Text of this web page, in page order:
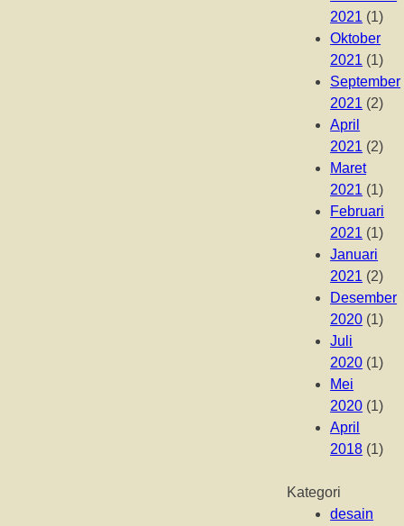
2021 (1)
Oktober
2021 (1)
September
2021 (2)
April
2021 (2)
Maret
2021 (1)
Februari
2021 (1)
Januari
2021 (2)
Desember
2020 (1)
Juli
2020 (1)
Mei
2020 (1)
April
2018 (1)
Kategori
desain